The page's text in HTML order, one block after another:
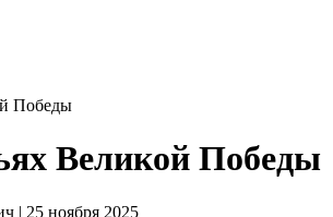
Победы
Великой Победы
| 25 ноября 2025